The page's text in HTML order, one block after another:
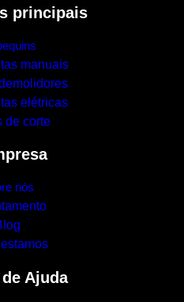
principais
manuais
elétricas
de corte
nós
Ajuda